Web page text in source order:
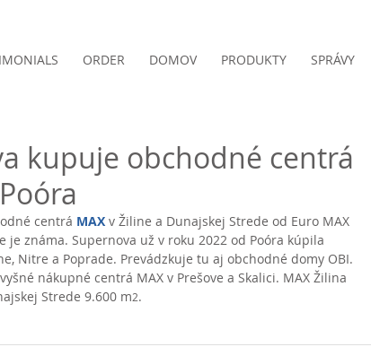
ORDER DOMOV PRODUKTY SPRÁVY
kupuje obchodné centrá
centrá MAX v Žiline a Dunajskej Strede od Euro MAX
je známa. Supernova už v roku 2022 od Poóra kúpila
Nitre a Poprade. Prevádzkuje tu aj obchodné domy OBI.
nákupné centrá MAX v Prešove a Skalici. MAX Žilina
Strede 9.600 m2.